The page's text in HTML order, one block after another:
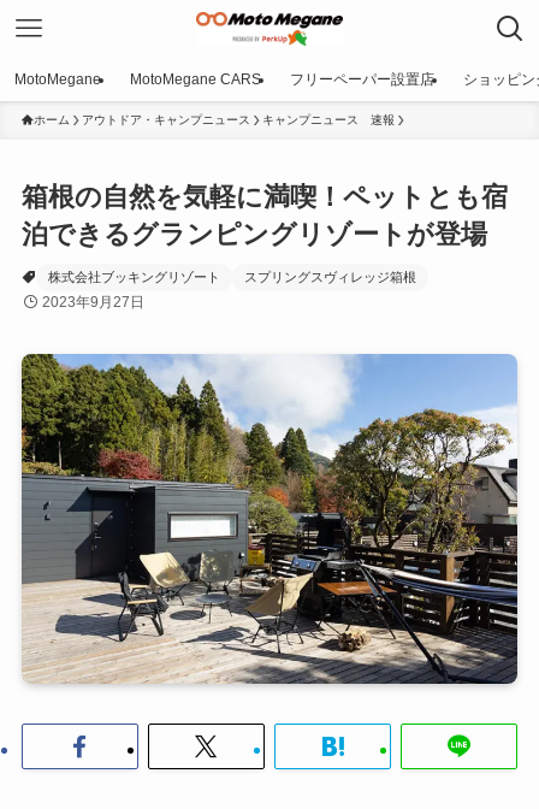
MotoMegane MotoMegane CARS フリーペーパー設置店 ショッピン
ホーム アウトドア・キャンプニュース キャンプニュース 速報
箱根の自然を気軽に満喫！ペットとも宿
泊できるグランピングリゾートが登場
株式会社ブッキングリゾート スプリングスヴィレッジ箱根
2023年9月27日